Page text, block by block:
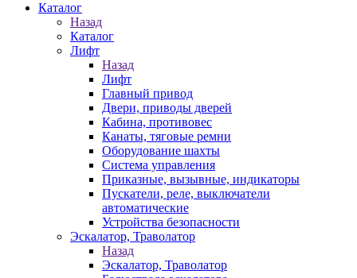
Каталог
Назад
Каталог
Лифт
Назад
Лифт
Главный привод
Двери, приводы дверей
Кабина, противовес
Канаты, тяговые ремни
Оборудование шахты
Система управления
Приказные, вызывные, индикаторы
Пускатели, реле, выключатели
автоматические
Устройства безопасности
Эскалатор, Траволатор
Назад
Эскалатор, Траволатор